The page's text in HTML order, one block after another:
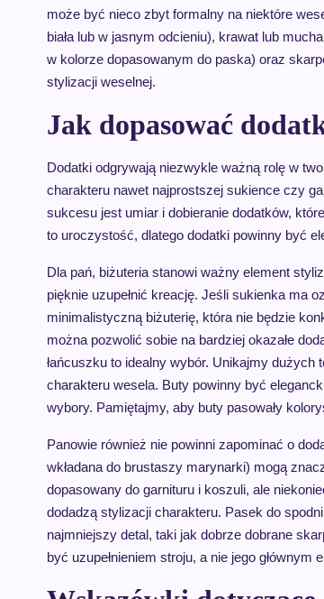
może być nieco zbyt formalny na niektóre
biała lub w jasnym odcieniu), krawat lub
w kolorze dopasowanym do paska) oraz
stylizacji weselnej.
Jak dopasować
Dodatki odgrywają niezwykle ważną rolę w
charakteru nawet najprostszej sukience czy
sukcesu jest umiar i dobieranie dodatków,
to uroczystość, dlatego dodatki powinny być
Dla pań, biżuteria stanowi ważny element
pięknie uzupełnić kreację. Jeśli sukienka ma
minimalistyczną biżuterię, która nie będzie
można pozwolić sobie na bardziej okazałe
łańcuszku to idealny wybór. Unikajmy
charakteru wesela. Buty powinny być
wybory. Pamiętajmy, aby buty pasowały
Panowie również nie powinni zapominać o
wkładana do brustaszy marynarki) mogą
dopasowany do garnituru i koszuli, ale
dodadzą stylizacji charakteru. Pasek do
najmniejszy detal, taki jak dobrze dobrane
być uzupełnieniem stroju, a nie jego